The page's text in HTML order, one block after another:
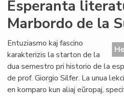
Esperanta
Marbordo de la
Entuziasmo kaj fascino
karakterizis la starton de la
dua semestro pri historio de la
de prof. Giorgio Silfer. La unua
en komparo kun aliaj eŭropaj,